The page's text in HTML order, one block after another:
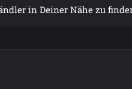
in Deiner Nähe zu